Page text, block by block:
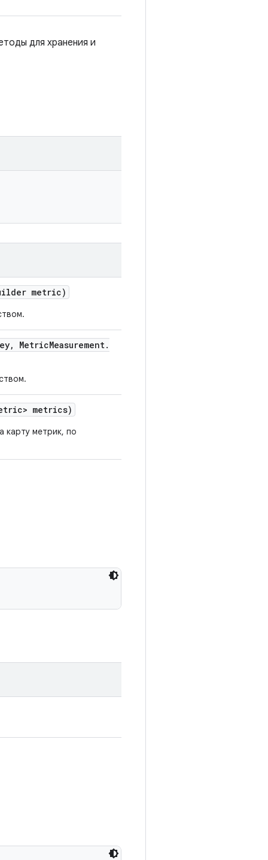
для хранения и
metric)
, MetricMeasurement.
metrics)
карту метрик, по